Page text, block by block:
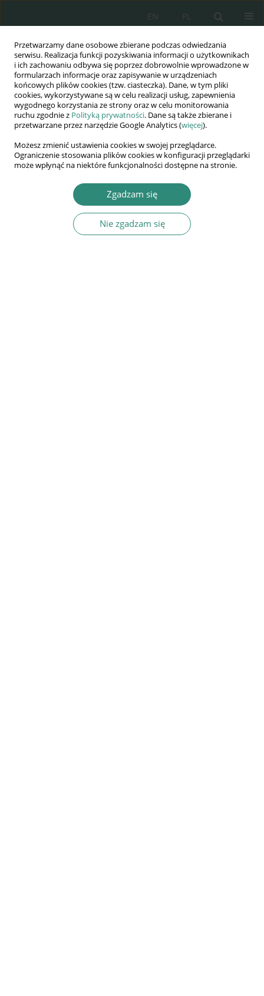
Przetwarzamy dane osobowe zbierane podczas odwiedzania
serwisu. Realizacja funkcji pozyskiwania informacji o użytkownikach
i ich zachowaniu odbywa się poprzez dobrowolnie wprowadzone w
formularzach informacje oraz zapisywanie w urządzeniach
końcowych plików cookies (tzw. ciasteczka). Dane, w tym pliki
cookies, wykorzystywane są w celu realizacji usług, zapewnienia
wygodnego korzystania ze strony oraz w celu monitorowania
ruchu zgodnie z Polityką prywatności. Dane są także zbierane i
przetwarzane przez narzędzie Google Analytics (więcej).
Możesz zmienić ustawienia cookies w swojej przeglądarce.
Ograniczenie stosowania plików cookies w konfiguracji przeglądarki
może wpłynąć na niektóre funkcjonalności dostępne na stronie.
Zgadzam się
Nie zgadzam się
PL
EN
Wydawnictwo
AWSGE
Akademia Nauk Stosowanych
WSGE
im. Alcide De Gasperi
Agnieszka Witos
The rights of foreigners in Polish Administrative